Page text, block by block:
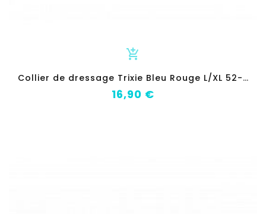
add_shopping_cart
C
ollier de dressage Trixie Bleu Rouge L/XL 52-60 cm
Prix
16,90 €